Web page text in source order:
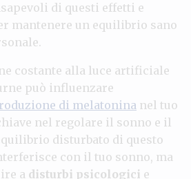
di questi effetti e
mantenere un equilibrio sano
costante alla luce artificiale
può influenzare
di melatonina nel tuo
nel regolare il sonno e il
disturbato di questo
con il tuo sonno, ma
a disturbi psicologici e